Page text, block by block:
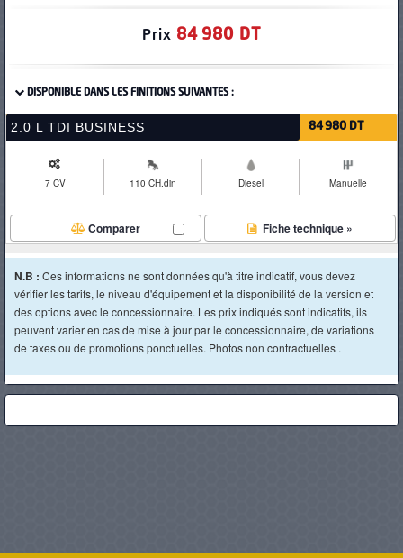
Prix 84 980 DT
DISPONIBLE DANS LES FINITIONS SUIVANTES :
2.0 L TDI BUSINESS 84 980 DT
7 CV 110 CH.din Diesel Manuelle
Fiche technique »
Comparer
N.B : Ces informations ne sont données qu'à titre indicatif, vous devez
vérifier les tarifs, le niveau d'équipement et la disponibilité de la version et
des options avec le concessionnaire. Les prix indiqués sont indicatifs, ils
peuvent varier en cas de mise à jour par le concessionnaire, de variations
de taxes ou de promotions ponctuelles. Photos non contractuelles .